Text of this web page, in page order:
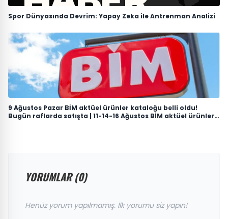
Spor Dünyasında Devrim: Yapay Zeka ile Antrenman Analizi
9 Ağustos Pazar BİM aktüel ürünler kataloğu belli oldu!
Bugün raflarda satışta | 11-14-16 Ağustos BİM aktüel ürünleri:
YORUMLAR (0)
Henüz yorum yapılmamış. İlk yorumu siz yapın!